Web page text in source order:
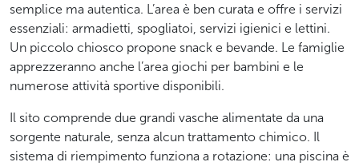
semplice ma autentica. L’area è ben curata e offre i servizi
essenziali: armadietti, spogliatoi, servizi igienici e lettini.
Un piccolo chiosco propone snack e bevande. Le famiglie
apprezzeranno anche l’area giochi per bambini e le
numerose attività sportive disponibili.
Il sito comprende due grandi vasche alimentate da una
sorgente naturale, senza alcun trattamento chimico. Il
sistema di riempimento funziona a rotazione: una piscina è